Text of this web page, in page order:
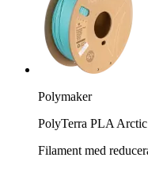
Polymaker
PolyTerra PLA Arctic
Filament med